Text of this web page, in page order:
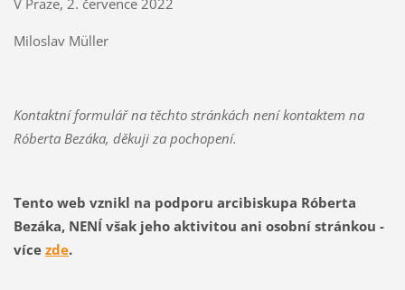
V Praze, 2. července 2022
Miloslav Müller
Kontaktní formulář na těchto stránkách není kontaktem na
Róberta Bezáka, děkuji za pochopení.
Tento web vznikl na podporu arcibiskupa Róberta
Bezáka, NENÍ však jeho aktivitou ani osobní stránkou -
více zde.